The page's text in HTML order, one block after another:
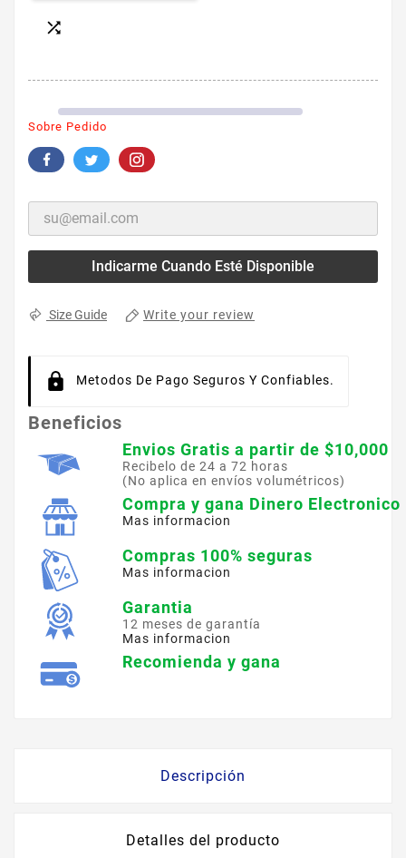

Sobre Pedido
Indicarme Cuando Esté Disponible
Size Guide Write your review
Metodos De Pago Seguros Y Confiables.
Beneficios
Envios Gratis a partir de $10,000
Recibelo de 24 a 72 horas
(No aplica en envíos volumétricos)
Compra y gana Dinero Electronico
Mas informacion
Compras 100% seguras
Mas informacion
Garantia
12 meses de garantía
Mas informacion
Recomienda y gana
Descripción
Detalles del producto